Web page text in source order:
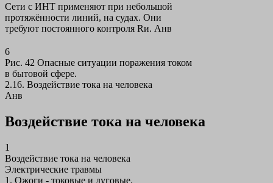
Сети с ИНТ применяют при небольшой
протяжённости линий, на судах. Они
требуют постоянного контроля Rи. Анв
6
Рис. 42 Опасные ситуации поражения током
в бытовой сфере.
2.16. Воздействие тока на человека
Анв
Воздействие тока на человека
1
Воздействие тока на человека
Электрические травмы
1. Ожоги - токовые и дуговые.